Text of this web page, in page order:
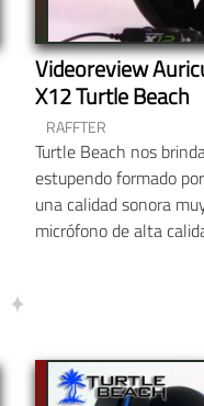
Videoreview
X12 Turtle Beach
RAFFTER
Turtle Beach nos
estupendo formado
una calidad sonora
micrófono de alta